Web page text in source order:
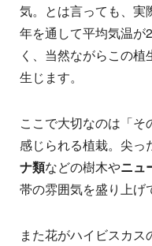
気。とは言っても、実
年を通して平均気温
く、当然ながらこの
生じます。
ここで大切なのは「
感じられる植栽。尖っ
ナ類などの樹木やニュ
帯の雰囲気を盛り上げ
また花がハイビスカ